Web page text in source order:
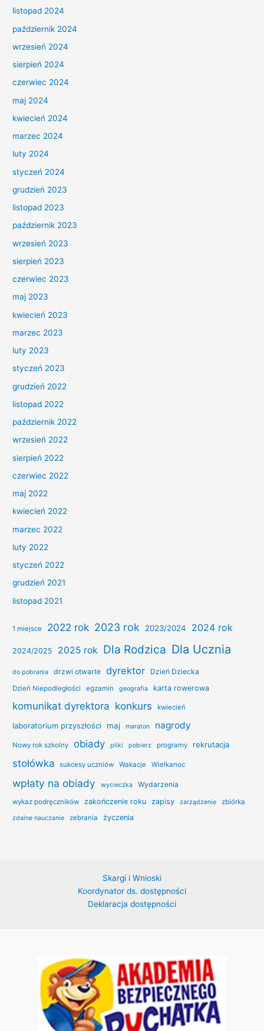
listopad 2024
październik 2024
wrzesień 2024
sierpień 2024
czerwiec 2024
maj 2024
kwiecień 2024
marzec 2024
luty 2024
styczeń 2024
grudzień 2023
listopad 2023
październik 2023
wrzesień 2023
sierpień 2023
czerwiec 2023
maj 2023
kwiecień 2023
marzec 2023
luty 2023
styczeń 2023
grudzień 2022
listopad 2022
październik 2022
wrzesień 2022
sierpień 2022
czerwiec 2022
maj 2022
kwiecień 2022
marzec 2022
luty 2022
styczeń 2022
grudzień 2021
listopad 2021
1 miejsce 2022 rok 2023 rok 2023/2024 2024 rok
2024/2025 2025 rok Dla Rodzica Dla Ucznia
do pobrania drzwi otwarte dyrektor Dzień Dziecka
Dzień Niepodległości egzamin geografia karta rowerowa
komunikat dyrektora konkurs kwiecień
laboratorium przyszłości maj maraton nagrody
Nowy rok szkolny obiady pliki pobierz programy rekrutacja
stołówka sukcesy uczniów Wakacje Wielkanoc
wpłaty na obiady wycieczka Wydarzenia
wykaz podręczników zakończenie roku zapisy zarządzenie zbiórka
zdalne nauczanie zebrania życzenia
Skargi i Wnioski
Koordynator ds. dostępności